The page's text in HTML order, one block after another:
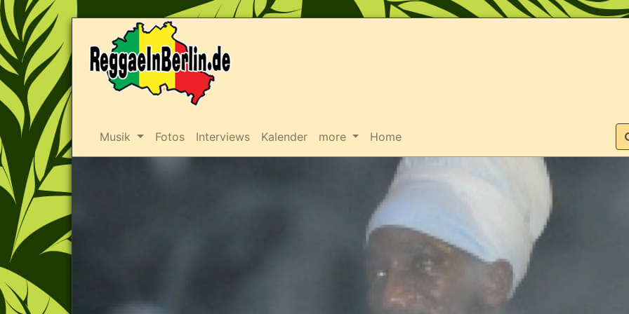
Musik Fotos Interviews Kalender more Home